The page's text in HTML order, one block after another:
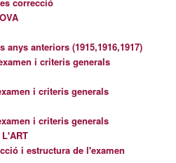
correcció
anteriors (1915,1916,1917)
i criteris generals
i criteris generals
i criteris generals
i estructura de l'examen